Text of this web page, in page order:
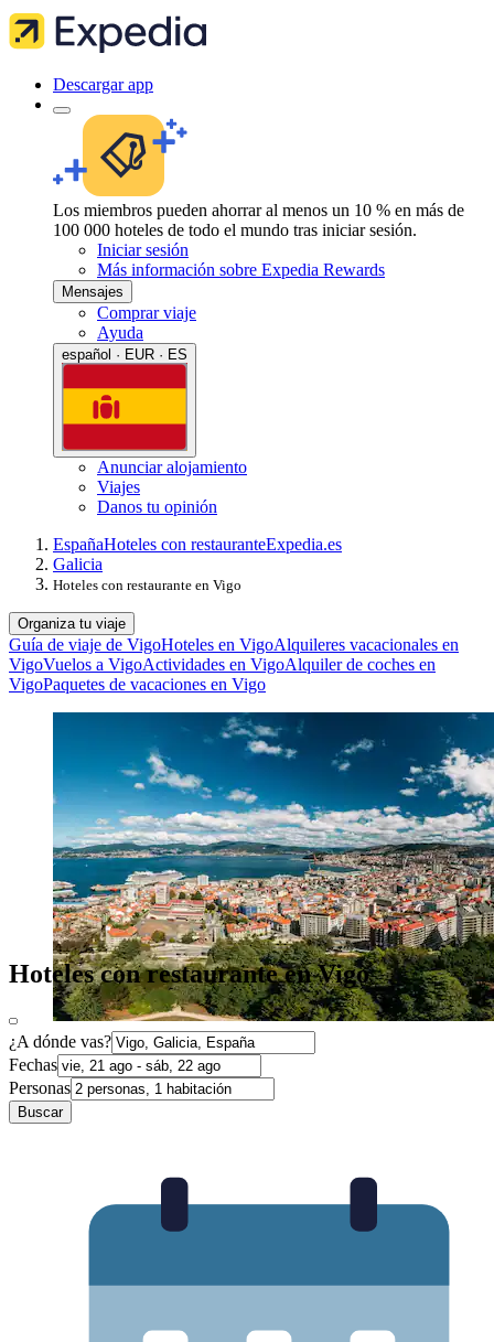
Descargar app
Los miembros pueden ahorrar al menos un 10 % en más de
100 000 hoteles de todo el mundo tras iniciar sesión.
Iniciar sesión
Más información sobre Expedia Rewards
Mensajes
Comprar viaje
Ayuda
español · EUR · ES
Anunciar alojamiento
Viajes
Danos tu opinión
EspañaHoteles con restauranteExpedia.es
Galicia
Hoteles con restaurante en Vigo
Organiza tu viaje
Guía de viaje de VigoHoteles en VigoAlquileres vacacionales en
VigoVuelos a VigoActividades en VigoAlquiler de coches en
VigoPaquetes de vacaciones en Vigo
Hoteles con restaurante en Vigo
¿A dónde vas?
Fechas
Personas
Buscar